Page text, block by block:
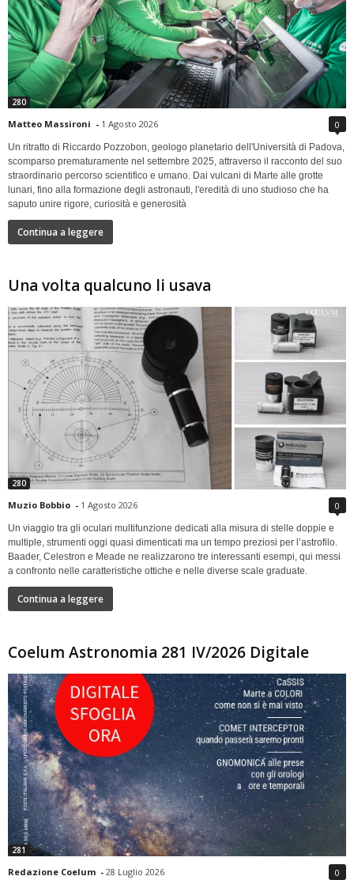
280
Matteo Massironi - 1 Agosto 2026 0
Un ritratto di Riccardo Pozzobon, geologo planetario dell'Università di Padova,
scomparso prematuramente nel settembre 2025, attraverso il racconto del suo
straordinario percorso scientifico e umano. Dai vulcani di Marte alle grotte
lunari, fino alla formazione degli astronauti, l'eredità di uno studioso che ha
saputo unire rigore, curiosità e generosità
Continua a leggere
Una volta qualcuno li usava
280
Muzio Bobbio - 1 Agosto 2026 0
Un viaggio tra gli oculari multifunzione dedicati alla misura di stelle doppie e
multiple, strumenti oggi quasi dimenticati ma un tempo preziosi per l’astrofilo.
Baader, Celestron e Meade ne realizzarono tre interessanti esempi, qui messi
a confronto nelle caratteristiche ottiche e nelle diverse scale graduate.
Continua a leggere
Coelum Astronomia 281 IV/2026 Digitale
281
Redazione Coelum - 28 Luglio 2026 0